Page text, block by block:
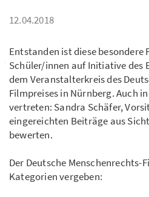
12.04.2018
Entstanden ist diese besondere
Schüler/innen auf Initiative des
dem Veranstalterkreis des
Filmpreises in Nürnberg. Auch
vertreten: Sandra Schäfer,
eingereichten Beiträge aus
bewerten.
Der Deutsche
Kategorien vergeben: